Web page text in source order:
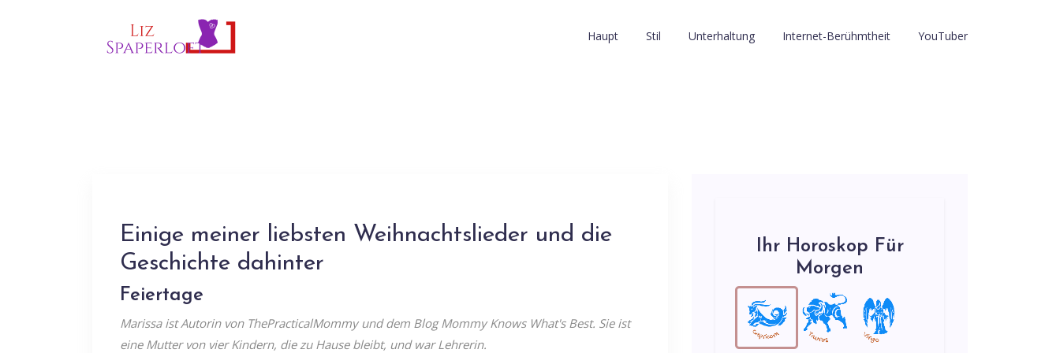
Haupt Stil Unterhaltung Internet-Berühmtheit YouTuber
Einige meiner liebsten Weihnachtslieder und die
Geschichte dahinter
Feiertage
Marissa ist Autorin von ThePracticalMommy und dem Blog Mommy Knows What's Best. Sie ist
eine Mutter von vier Kindern, die zu Hause bleibt, und war Lehrerin.
Ihr Horoskop Für
Morgen